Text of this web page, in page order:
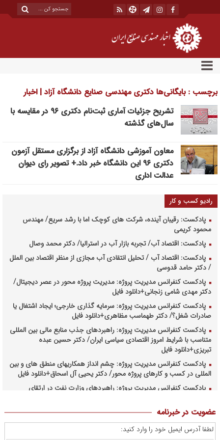
برچسب : بایگانی‌ها دکتری مهندسی صنایع دانشگاه آزاد | اخبار
مهندسی صنایع ایران
تشریح جزئیات آماری ثبت‌نام دکتری ۹۶ در مقایسه با
سال‌های گذشته
معاون آموزشی دانشگاه آزاد از برگزاری مستقل آزمون
دکتری ۹۶ این دانشگاه خبر داد.+ تصویر رای دیوان
عدالت اداری
رادیو کسب و کار
پادکست: رقیبان آینده، شرکت های کوچک اما با رشد سریع/ مهندس
محمود کریمی
پادکست: اقتصاد آب/ تجربه بازار آب در استرالیا/ دکتر محمد وصال
پادکست: اقتصاد آب / تحلیل انتقادی آب مجازی از منظر اقتصاد بین الملل
/ دکتر حامد قدوسی
پادکست کنفرانس مدیریت پروژه: مدیریت پروژه محور در عصر دیجیتال/
دکتر مهدی شامی زنجانی+دانلود فایل
پادکست کنفرانس مدیریت پروژه: سرمایه گذاری خارجی؛ ایجاد اشتغال یا
صادرات شغل؟/ دکتر طهماسب مظاهری+دانلود فایل
پادکست کنفرانس مدیریت پروژه: راهبردهای جذب منابع مالی بین المللی
متناسب با شرایط امروز اقتصادی سیاسی ایران/ دکتر حسین عبده
تبریزی+دانلود فایل
پادکست کنفرانس مدیریت پروژه: چشم انداز همکاریهای منطق های و بین
المللی در کسب و کارهای پروژه محور/ دکتر یحیی آل اسحاق+دانلود فایل
پادکست کنفرانس مدیریت پروژه: راهبردهای وزارت نفت در ارتقای
فایل
پادکست کنفرانس مدیریت پروژه: حکمرانی در کسب و کارهای پروژه
محور/ دکتر محمد صبحیه+دانلود فایل
عضویت در خبرنامه
لطفا آدرس ایمیل خود را وارد کنید: